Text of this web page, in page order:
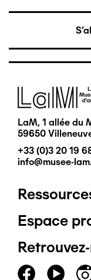
Image
LaM, 1 allée du
59650
+33 (0)3 20 19
info@musee-
Pied
de
page
Espace